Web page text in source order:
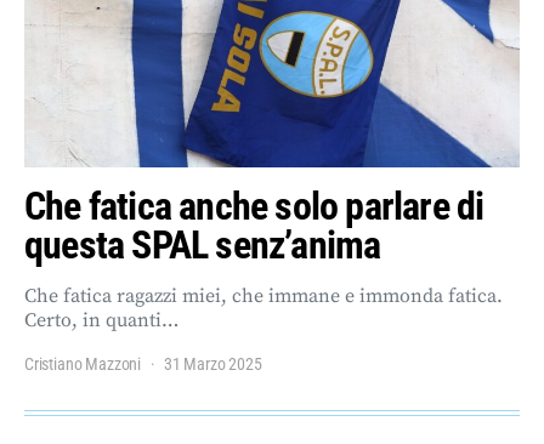
Che fatica anche solo parlare di
questa SPAL senz’anima
Che fatica ragazzi miei, che immane e immonda fatica.
Certo, in quanti…
Cristiano Mazzoni 31 Marzo 2025